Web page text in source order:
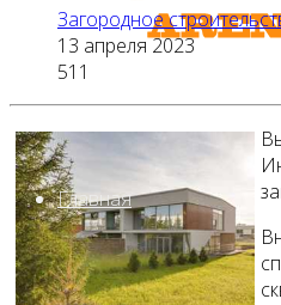
Главная
Загородное
13 апреля 2023
511